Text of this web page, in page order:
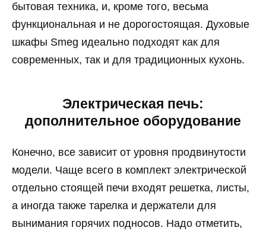
бытовая техника, и, кроме того, весьма
функциональная и не дорогостоящая. Духовые
шкафы Smeg идеально подходят как для
современных, так и для традиционных кухонь.
Электрическая печь:
дополнительное оборудование
Конечно, все зависит от уровня продвинутости
модели. Чаще всего в комплект электрической
отдельно стоящей печи входят решетка, листы,
а иногда также тарелка и держатели для
вынимания горячих подносов. Надо отметить,